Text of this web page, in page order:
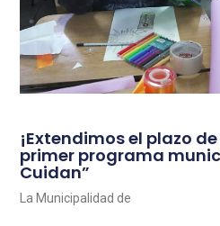
¡Extendimos el plazo
primer programa
Cuidan”
La Municipalidad de